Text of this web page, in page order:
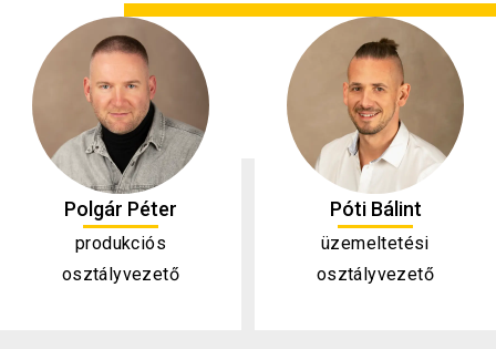
Polgár Péter
produkciós
osztályvezető
Póti Bálint
üzemeltetési
osztályvezető